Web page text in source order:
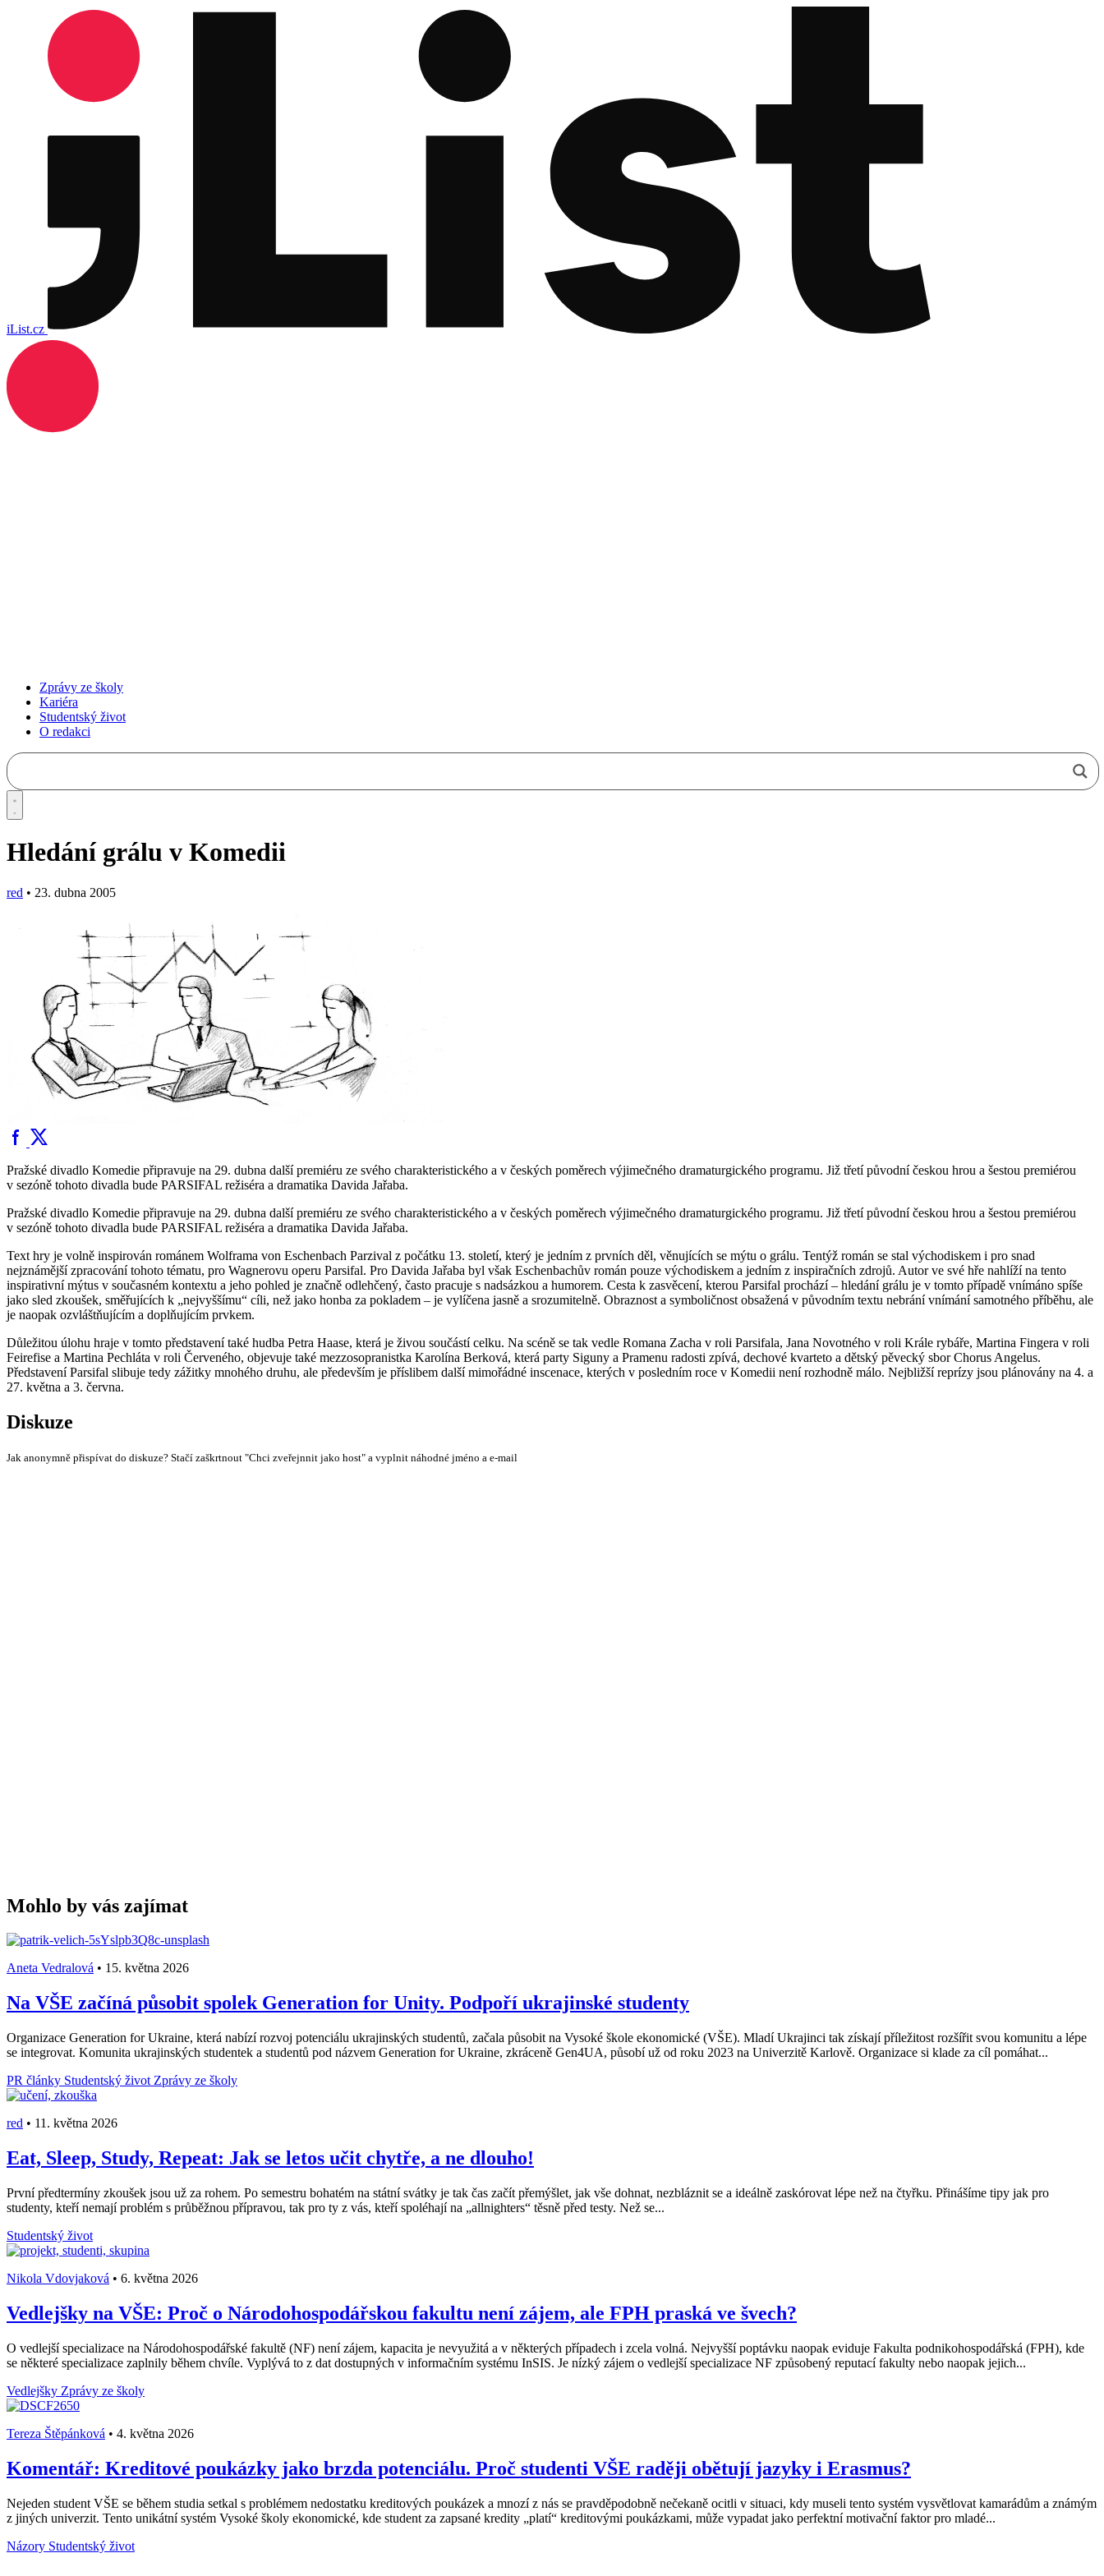
iList.cz
Zprávy ze školy
Kariéra
Studentský život
O redakci
Hledání grálu v Komedii
red • 23. dubna 2005
Pražské divadlo Komedie připravuje na 29. dubna další premiéru ze svého charakteristického a v českých poměrech výjimečného dramaturgického programu. Již třetí původní českou hrou a šestou premiérou
v sezóně tohoto divadla bude PARSIFAL režiséra a dramatika Davida Jařaba.
Pražské divadlo Komedie připravuje na 29. dubna další premiéru ze svého charakteristického a v českých poměrech výjimečného dramaturgického programu. Již třetí původní českou hrou a šestou premiérou
v sezóně tohoto divadla bude PARSIFAL režiséra a dramatika Davida Jařaba.
Text hry je volně inspirován románem Wolframa von Eschenbach Parzival z počátku 13. století, který je jedním z prvních děl, věnujících se mýtu o grálu. Tentýž román se stal východiskem i pro snad
nejznámější zpracování tohoto tématu, pro Wagnerovu operu Parsifal. Pro Davida Jařaba byl však Eschenbachův román pouze východiskem a jedním z inspiračních zdrojů. Autor ve své hře nahlíží na tento
inspirativní mýtus v současném kontextu a jeho pohled je značně odlehčený, často pracuje s nadsázkou a humorem. Cesta k zasvěcení, kterou Parsifal prochází – hledání grálu je v tomto případě vnímáno spíše
jako sled zkoušek, směřujících k „nejvyššímu“ cíli, než jako honba za pokladem – je vylíčena jasně a srozumitelně. Obraznost a symboličnost obsažená v původním textu nebrání vnímání samotného příběhu, ale
je naopak ozvláštňujícím a doplňujícím prvkem.
Důležitou úlohu hraje v tomto představení také hudba Petra Haase, která je živou součástí celku. Na scéně se tak vedle Romana Zacha v roli Parsifala, Jana Novotného v roli Krále rybáře, Martina Fingera v roli
Feirefise a Martina Pechláta v roli Červeného, objevuje také mezzosopranistka Karolína Berková, která party Siguny a Pramenu radosti zpívá, dechové kvarteto a dětský pěvecký sbor Chorus Angelus.
Představení Parsifal slibuje tedy zážitky mnohého druhu, ale především je příslibem další mimořádné inscenace, kterých v posledním roce v Komedii není rozhodně málo. Nejbližší reprízy jsou plánovány na 4. a
27. května a 3. června.
Diskuze
Jak anonymně přispívat do diskuze? Stačí zaškrtnout "Chci zveřejnnit jako host" a vyplnit náhodné jméno a e-mail
Mohlo by vás zajímat
Aneta Vedralová • 15. května 2026
Na VŠE začíná působit spolek Generation for Unity. Podpoří ukrajinské studenty
Organizace Generation for Ukraine, která nabízí rozvoj potenciálu ukrajinských studentů, začala působit na Vysoké škole ekonomické (VŠE). Mladí Ukrajinci tak získají příležitost rozšířit svou komunitu a lépe
se integrovat. Komunita ukrajinských studentek a studentů pod názvem Generation for Ukraine, zkráceně Gen4UA, působí už od roku 2023 na Univerzitě Karlově. Organizace si klade za cíl pomáhat...
PR články Studentský život Zprávy ze školy
red • 11. května 2026
Eat, Sleep, Study, Repeat: Jak se letos učit chytře, a ne dlouho!
První předtermíny zkoušek jsou už za rohem. Po semestru bohatém na státní svátky je tak čas začít přemýšlet, jak vše dohnat, nezbláznit se a ideálně zaskórovat lépe než na čtyřku. Přinášíme tipy jak pro
studenty, kteří nemají problém s průběžnou přípravou, tak pro ty z vás, kteří spoléhají na „allnighters“ těsně před testy. Než se...
Studentský život
Nikola Vdovjaková • 6. května 2026
Vedlejšky na VŠE: Proč o Národohospodářskou fakultu není zájem, ale FPH praská ve švech?
O vedlejší specializace na Národohospodářské fakultě (NF) není zájem, kapacita je nevyužitá a v některých případech i zcela volná. Nejvyšší poptávku naopak eviduje Fakulta podnikohospodářská (FPH), kde
se některé specializace zaplnily během chvíle. Vyplývá to z dat dostupných v informačním systému InSIS. Je nízký zájem o vedlejší specializace NF způsobený reputací fakulty nebo naopak jejich...
Vedlejšky Zprávy ze školy
Tereza Štěpánková • 4. května 2026
Komentář: Kreditové poukázky jako brzda potenciálu. Proč studenti VŠE raději obětují jazyky i Erasmus?
Nejeden student VŠE se během studia setkal s problémem nedostatku kreditových poukázek a mnozí z nás se pravděpodobně nečekaně ocitli v situaci, kdy museli tento systém vysvětlovat kamarádům a známým
z jiných univerzit. Tento unikátní systém Vysoké školy ekonomické, kde student za zapsané kredity „platí“ kreditovými poukázkami, může vypadat jako perfektní motivační faktor pro mladé...
Názory Studentský život